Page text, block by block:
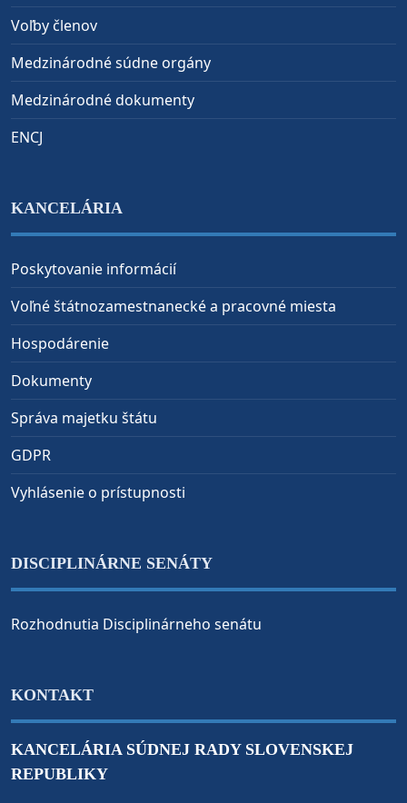
Voľby členov
Medzinárodné súdne orgány
Medzinárodné dokumenty
ENCJ
KANCELÁRIA
Poskytovanie informácií
Voľné štátnozamestnanecké a pracovné miesta
Hospodárenie
Dokumenty
Správa majetku štátu
GDPR
Vyhlásenie o prístupnosti
DISCIPLINÁRNE SENÁTY
Rozhodnutia Disciplinárneho senátu
KONTAKT
KANCELÁRIA SÚDNEJ RADY SLOVENSKEJ
REPUBLIKY